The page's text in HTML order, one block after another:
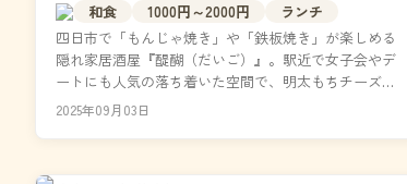
和食
1000円～2000円
ランチ
四日市で「もんじゃ焼き」や「鉄板焼き」が楽しめる
隠れ家居酒屋『醍醐（だいご）』。駅近で女子会やデ
ートにも人気の落ち着いた空間で、明太もちチーズや
とろろもんじゃが味わえる。韓国料理や名物「爆弾サ
2025年09月03日